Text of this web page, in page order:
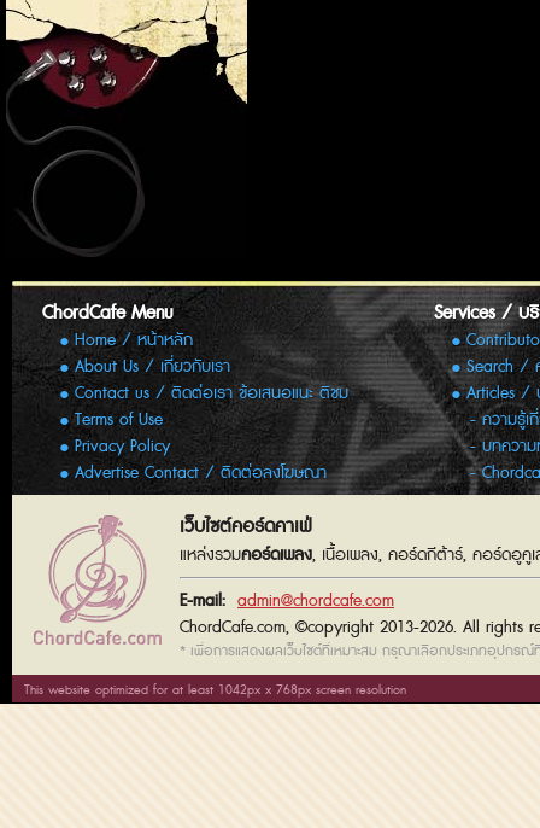
ChordCafe Menu
Home / หน้าหลัก
About Us / เกี่ยวกับเรา
Contact us / ติดต่อเรา ข้อเสนอแนะ ติชม
Terms of Use
Privacy Policy
Advertise Contact / ติดต่อลงโฆษณา
Services / บ
Search /
Articles /
ความรู้
บทความ
เว็บไซต์คอร์ดคาเฟ่
แหล่งรวมคอร์ดเพลง, เนื้อเพลง, คอร์ดกีต้าร์, คอร์ดอูคู
E-mail: admin@chordcafe.com
ChordCafe.com, ©copyright 2013-2026. All rights
* เพื่อการแสดงผลเว็บไซต์ที่เหมาะสม กรุณาเลือกประเภทอุปกรณ์
This website optimized for at least 1042px x 768px screen resolution